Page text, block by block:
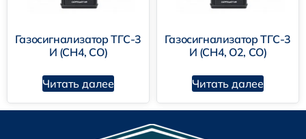
Газосигнализатор ТГС-3
И (CH4, CO)
Читать далее
Газосигнализатор ТГС-3
И (CH4, O2, CO)
Читать далее